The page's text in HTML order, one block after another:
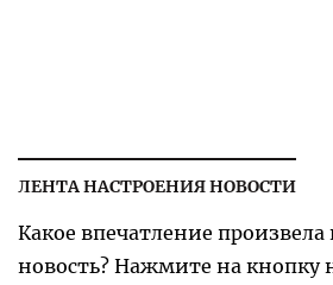
ЛЕНТА НАСТРОЕНИЯ НОВОСТИ
Какое впечатление произвела
новость? Нажмите на кнопку